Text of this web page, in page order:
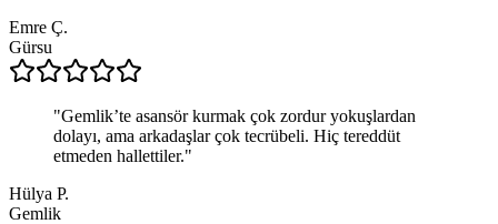
Emre Ç.
Gürsu
"Gemlik’te asansör kurmak çok zordur yokuşlardan
dolayı, ama arkadaşlar çok tecrübeli. Hiç tereddüt
etmeden hallettiler."
Hülya P.
Gemlik